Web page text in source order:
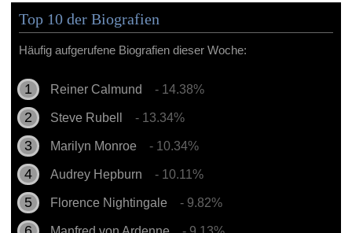
Top 10 der Biografien
Häufig aufgerufene Biografien dieser Woche:
Reiner Calmund - 14.38%
Steve Rubell - 13.34%
Marilyn Monroe - 10.34%
Audrey Hepburn - 10.11%
Florence Nightingale - 9.82%